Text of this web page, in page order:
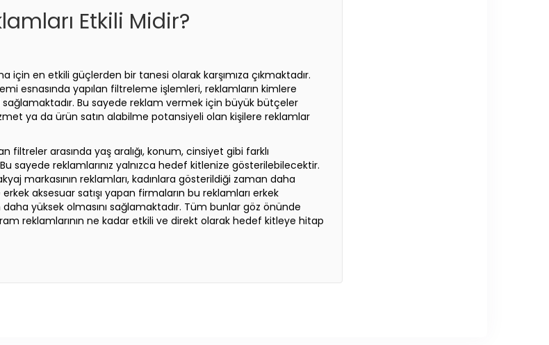
Etkili Midir?
için en etkili güçlerden bir tanesi olarak karşımıza çıkmaktadır.
esnasında yapılan filtreleme işlemleri, reklamların kimlere
Bu sayede reklam vermek için büyük bütçeler
ya da ürün satın alabilme potansiyeli olan kişilere reklamlar
filtreler arasında yaş aralığı, konum, cinsiyet gibi farklı
sayede reklamlarınız yalnızca hedef kitlenize gösterilebilecektir.
markasının reklamları, kadınlara gösterildiği zaman daha
aksesuar satışı yapan firmaların bu reklamları erkek
daha yüksek olmasını sağlamaktadır. Tüm bunlar göz önünde
reklamlarının ne kadar etkili ve direkt olarak hedef kitleye hitap